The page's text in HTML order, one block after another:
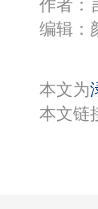
作者：
编辑：
本文为
本文链